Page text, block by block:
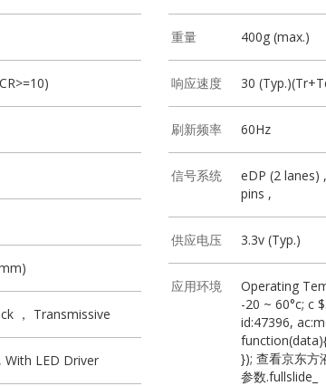
， Transmissive
With LED Driver
重量 400g (max.)
响应速度 30
刷新频率 60Hz
信号系统
eDP (2 lanes)
pins ,
供应电压 3.3v (Typ.)
应用环境
Operating
-20 ~ 60°c; c
id:47396,
}); 查看京东方
参数.fullslide_